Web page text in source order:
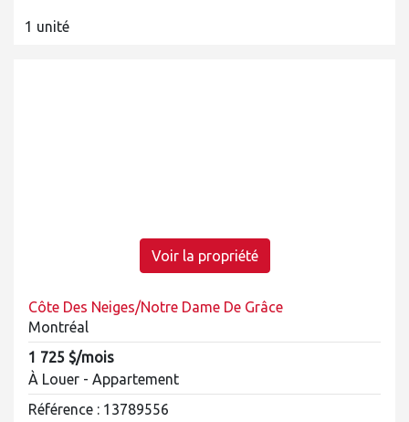
1 unité
Voir la propriété
Côte Des Neiges/Notre Dame De Grâce
Montréal
1 725 $/mois
À Louer - Appartement
Référence : 13789556